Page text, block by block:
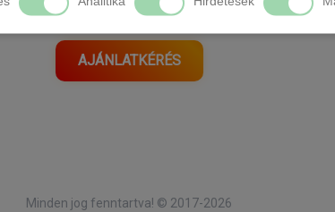
Kérjen tőlünk ajánlatot itt:
AJÁNLATKÉRÉS
Minden jog fenntartva! © 2017-2026